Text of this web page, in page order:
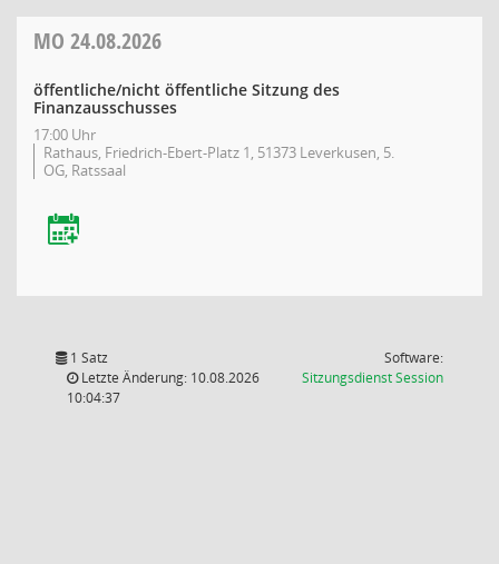
MO 24.08.2026
öffentliche/nicht öffentliche Sitzung des
Finanzausschusses
17:00 Uhr
Rathaus, Friedrich-Ebert-Platz 1, 51373 Leverkusen, 5.
OG, Ratssaal
1 Satz
Letzte Änderung: 10.08.2026
10:04:37
Software:
SitzungsdienstSession(Wird in